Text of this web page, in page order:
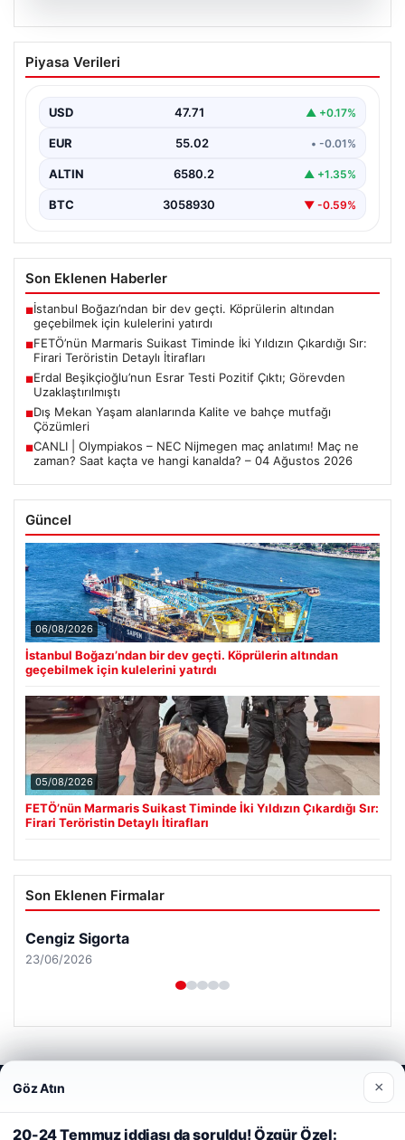
05.08.2026
FETÖ’nün Marmaris Suikast Timinde İki
Yıldızın Çıkardığı Sır: Firari Teröristin
15 Temmuz 2016 tarihinde gerçekleştirilen başarısız
girişimin…
Piyasa Verileri
USD 47.71 ▲ +0.17%
EUR 55.02 • -0.01%
ALTIN 6580.2 ▲ +1.35%
BTC 3058930 ▼ -0.59%
Son Eklenen Haberler
■İstanbul Boğazı’ndan bir dev geçti. Köprülerin altından
geçebilmek için kulelerini yatırdı
■FETÖ’nün Marmaris Suikast Timinde İki Yıldızın Çıkardığı Sır:
Firari Teröristin Detaylı İtirafları
■Erdal Beşikçioğlu’nun Esrar Testi Pozitif Çıktı; Görevden
Uzaklaştırılmıştı
■Dış Mekan Yaşam alanlarında Kalite ve bahçe mutfağı
Çözümleri
■CANLI | Olympiakos – NEC Nijmegen maç anlatımı! Maç ne
zaman? Saat kaçta ve hangi kanalda? – 04 Ağustos 2026
Güncel
06/08/2026
İstanbul Boğazı’ndan bir dev geçti. Köprülerin altından
geçebilmek için kulelerini yatırdı
05/08/2026
FETÖ’nün Marmaris Suikast Timinde İki Yıldızın Çıkardığı Sır:
Firari Teröristin Detaylı İtirafları
Son Eklenen Firmalar
Cengiz Sigorta
23/06/2026
Web sitemizi nasıl kullandığınızı daha iyi anlayabilmek,
deneyiminizi kişiselleştirmek ve geliştirmek amacıyla çerezler
kullanıyoruz.
Çerez Politikamız
Göz Atın ×
20-24 Temmuz iddiası da soruldu! Özgür Özel: